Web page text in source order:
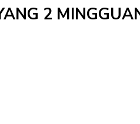
2